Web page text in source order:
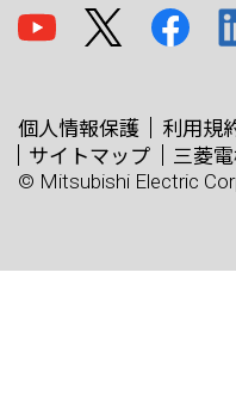
個人情報保護 利用規
サイトマップ
三菱
© Mitsubishi Electric